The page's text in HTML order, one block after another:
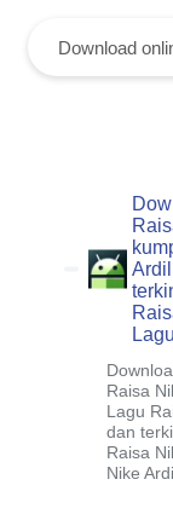
Raisa
Lagu
dan
Raisa
Nike Ardi